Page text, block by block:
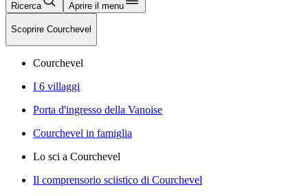
Ricerca Aprire il menu
Scoprire Courchevel
Courchevel
I 6 villaggi
Porta d'ingresso della Vanoise
Courchevel in famiglia
Lo sci a Courchevel
Il comprensorio sciistico di Courchevel